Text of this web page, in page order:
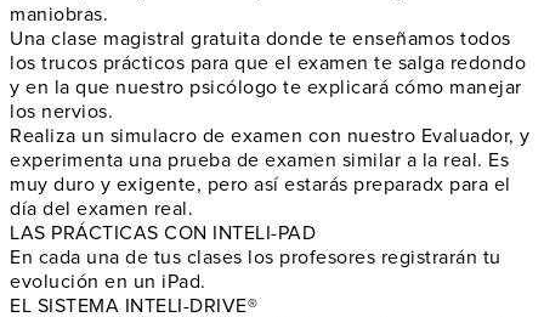
maniobras.
Una clase magistral gratuita donde te enseñamos todos
los trucos prácticos para que el examen te salga redondo
y en la que nuestro psicólogo te explicará cómo manejar
los nervios.
Realiza un simulacro de examen con nuestro Evaluador, y
experimenta una prueba de examen similar a la real. Es
muy duro y exigente, pero así estarás preparadx para el
día del examen real.
LAS PRÁCTICAS CON INTELI-PAD
En cada una de tus clases los profesores registrarán tu
evolución en un iPad.
EL SISTEMA INTELI-DRIVE®